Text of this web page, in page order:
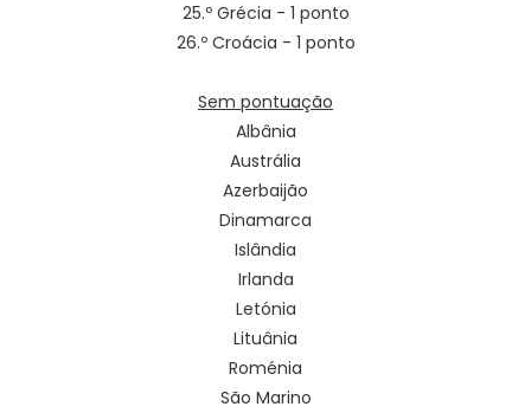
25.º Grécia - 1 ponto
26.º Croácia - 1 ponto
Sem pontuação
Albânia
Austrália
Azerbaijão
Dinamarca
Islândia
Irlanda
Letónia
Lituânia
Roménia
São Marino